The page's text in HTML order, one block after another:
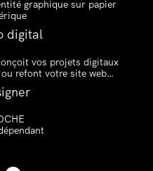
graphique sur papier
digital
vos projets digitaux
refont votre site web…